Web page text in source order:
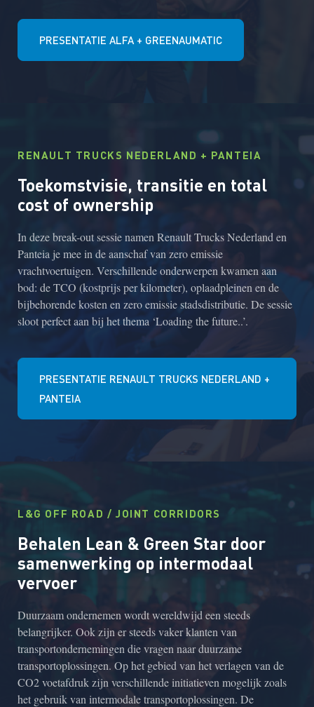
PRESENTATIE ALFA + GREENAUMATIC
RENAULT TRUCKS NEDERLAND + PANTEIA
Toekomstvisie, transitie en total
cost of ownership
In deze break-out sessie namen Renault Trucks Nederland en
Panteia je mee in de aanschaf van zero emissie
vrachtvoertuigen. Verschillende onderwerpen kwamen aan
bod: de TCO (kostprijs per kilometer), oplaadpleinen en de
bijbehorende kosten en zero emissie stadsdistributie. De sessie
sloot perfect aan bij het thema ‘Loading the future..’.
PRESENTATIE RENAULT TRUCKS NEDERLAND +
PANTEIA
L&G OFF ROAD / JOINT CORRIDORS
Behalen Lean & Green Star door
samenwerking op intermodaal
vervoer
Duurzaam ondernemen wordt wereldwijd een steeds
belangrijker. Ook zijn er steeds vaker klanten van
transportondernemingen die vragen naar duurzame
transportoplossingen. Op het gebied van het verlagen van de
CO2 voetafdruk zijn verschillende initiatieven mogelijk zoals
het gebruik van intermodale transportoplossingen. De